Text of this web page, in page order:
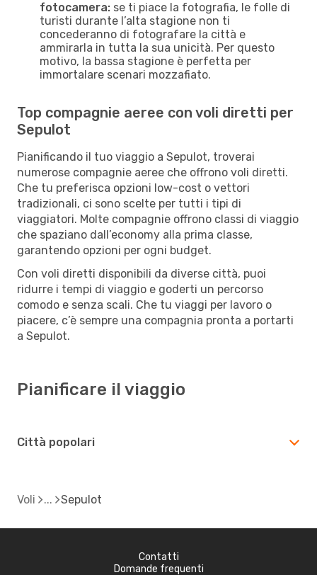
fotocamera: se ti piace la fotografia, le folle di
turisti durante l’alta stagione non ti
concederanno di fotografare la città e
ammirarla in tutta la sua unicità. Per questo
motivo, la bassa stagione è perfetta per
immortalare scenari mozzafiato.
Top compagnie aeree con voli diretti per
Sepulot
Pianificando il tuo viaggio a Sepulot, troverai
numerose compagnie aeree che offrono voli diretti.
Che tu preferisca opzioni low-cost o vettori
tradizionali, ci sono scelte per tutti i tipi di
viaggiatori. Molte compagnie offrono classi di viaggio
che spaziano dall’economy alla prima classe,
garantendo opzioni per ogni budget.
Con voli diretti disponibili da diverse città, puoi
ridurre i tempi di viaggio e goderti un percorso
comodo e senza scali. Che tu viaggi per lavoro o
piacere, c’è sempre una compagnia pronta a portarti
a Sepulot.
Pianificare il viaggio
Città popolari
Voli Sepulot
Contatti
Domande frequenti